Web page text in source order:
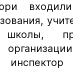
школы,